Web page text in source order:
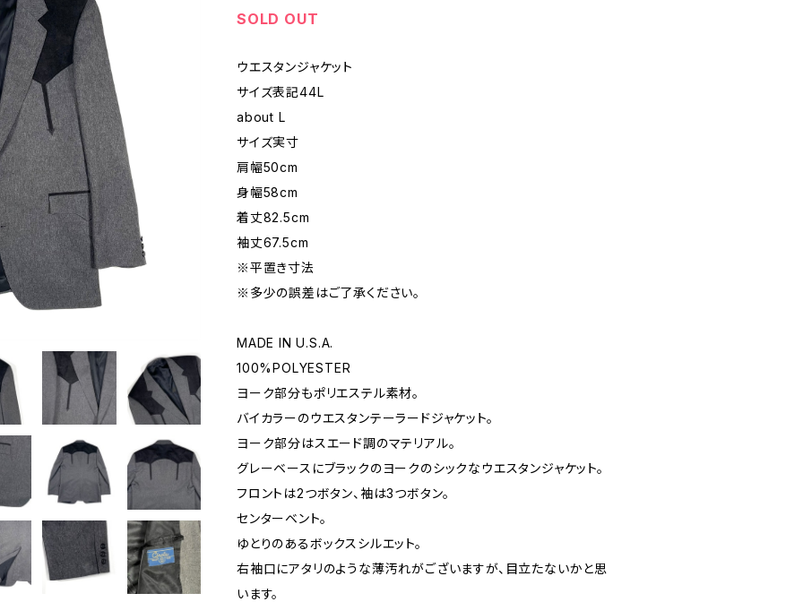
SOLD OUT
ウエスタンジャケット
サイズ表記44L
about L
サイズ実寸
肩幅50cm
身幅58cm
着丈82.5cm
袖丈67.5cm
※平置き寸法
※多少の誤差はご了承ください。
MADE IN U.S.A.
100%POLYESTER
ヨーク部分もポリエステル素材。
バイカラーのウエスタンテーラードジャケット。
ヨーク部分はスエード調のマテリアル。
グレーベースにブラックのヨークのシックなウエスタンジャケット。
フロントは2つボタン、袖は3つボタン。
センターベント。
ゆとりのあるボックスシルエット。
右袖口にアタリのような薄汚れがございますが、目立たないかと思
います。